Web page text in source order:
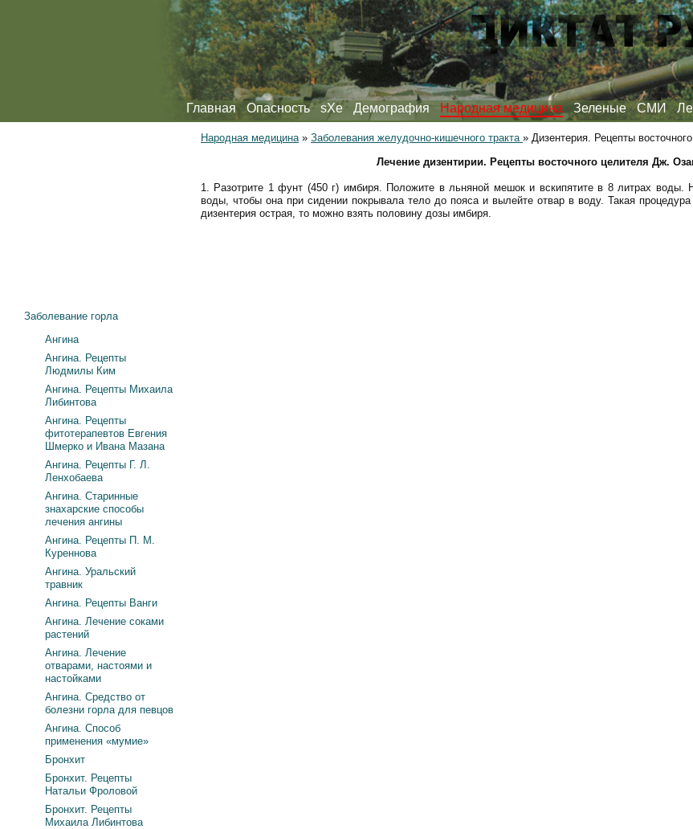
Главная Опасность sXe Демография Народная медицина Зеленые СМИ
Народная медицина» Заболевания желудочно-кишечного тракта » Дизентерия. Рецепты
Лечение дизентирии. Рецепты восточного целителя Дж.
1. Разотрите 1 фунт (450 г) имбиря. Положите в льняной мешок и вскипятите в 8 литрах воды.
воды, чтобы она при сидении покрывала тело до пояса и вылейте отвар в воду. Такая
дизентерия острая, то можно взять половину дозы имбиря.
Заболевание горла
Ангина
Ангина. Рецепты
Людмилы Ким
Ангина. Рецепты Михаила
Либинтова
Ангина. Рецепты
фитотерапевтов Евгения
Шмерко и Ивана Мазана
Ангина. Рецепты Г. Л.
Ленхобаева
Ангина. Старинные
знахарские способы
лечения ангины
Ангина. Рецепты П. М.
Куреннова
Ангина. Уральский
травник
Ангина. Рецепты Ванги
Ангина. Лечение соками
растений
Ангина. Лечение
отварами, настоями и
настойками
Ангина. Средство от
болезни горла для певцов
Ангина. Способ
применения «мумие»
Бронхит
Бронхит. Рецепты
Натальи Фроловой
Бронхит. Рецепты
Михаила Либинтова